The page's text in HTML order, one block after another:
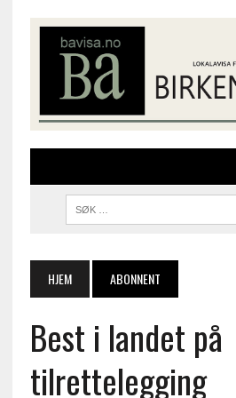
HJEM ABONNENT
Best i landet på
tilrettelegging